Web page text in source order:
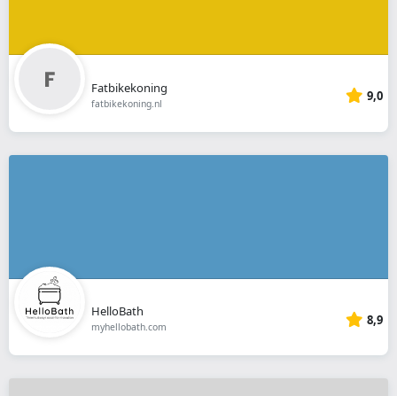
Fatbikekoning
fatbikekoning.nl 9,0
HelloBath
myhellobath.com 8,9